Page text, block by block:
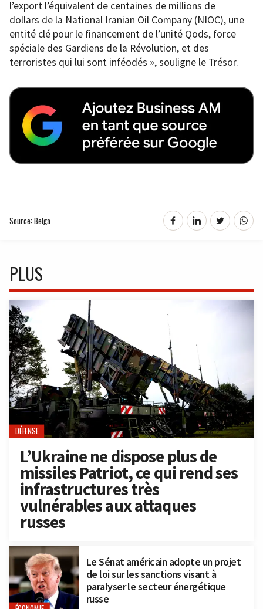
l’export l’équivalent de centaines de millions de
dollars de la National Iranian Oil Company (NIOC), une
entité clé pour le financement de l’unité Qods, force
spéciale des Gardiens de la Révolution, et des
terroristes qui lui sont inféodés », souligne le Trésor.
Source: Belga
PLUS
DÉFENSE
L’Ukraine ne dispose plus de
missiles Patriot, ce qui rend ses
infrastructures très
vulnérables aux attaques
russes
Le Sénat américain adopte un projet
de loi sur les sanctions visant à
paralyser le secteur énergétique
russe